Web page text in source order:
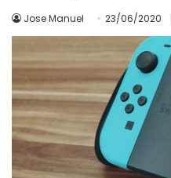
Jose Manuel 23/06/2020